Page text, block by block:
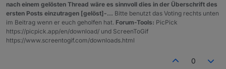
  } catch (e) { console.error(e); }
nach einem gelösten Thread wäre es sinnvoll dies in der Überschrift des
ersten Posts einzutragen [gelöst]-... Bitte benutzt das Voting rechts unten
im Beitrag wenn er euch geholfen hat. Forum-Tools: PicPick
https://picpick.app/en/download/ und ScreenToGif
https://www.screentogif.com/downloads.html
0